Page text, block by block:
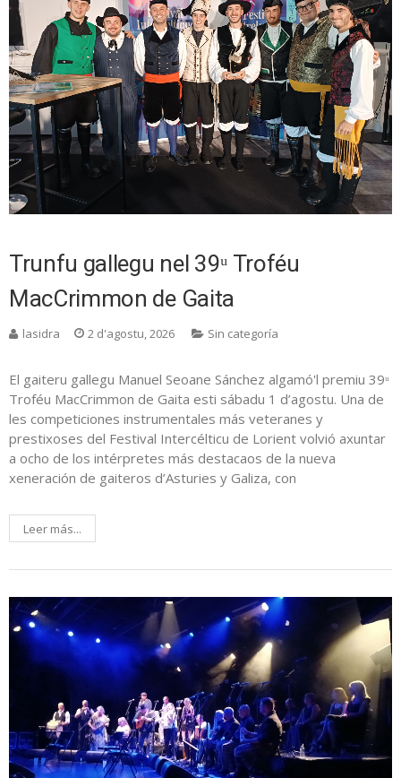
Trunfu gallegu nel 39ᵘ Troféu
MacCrimmon de Gaita
lasidra 2 d'agostu, 2026 Sin categoría
El gaiteru gallegu Manuel Seoane Sánchez algamó'l premiu 39ᵘ
Troféu MacCrimmon de Gaita esti sábadu 1 d’agostu. Una de
les competiciones instrumentales más veteranes y
prestixoses del Festival Intercélticu de Lorient volvió axuntar
a ocho de los intérpretes más destacaos de la nueva
xeneración de gaiteros d’Asturies y Galiza, con
Leer más...